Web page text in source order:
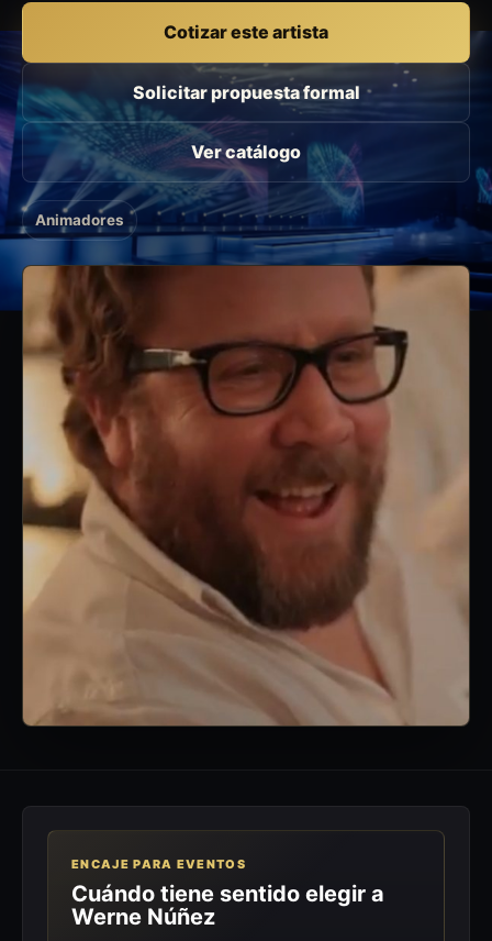
Cotizar este artista
Solicitar propuesta formal
Ver catálogo
Animadores
ENCAJE PARA EVENTOS
Cuándo tiene sentido elegir a
Werne Núñez